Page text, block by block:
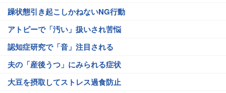
躁状態引き起こしかねないNG行動
アトピーで「汚い」扱いされ苦悩
認知症研究で「音」注目される
夫の「産後うつ」にみられる症状
大豆を摂取してストレス過食防止